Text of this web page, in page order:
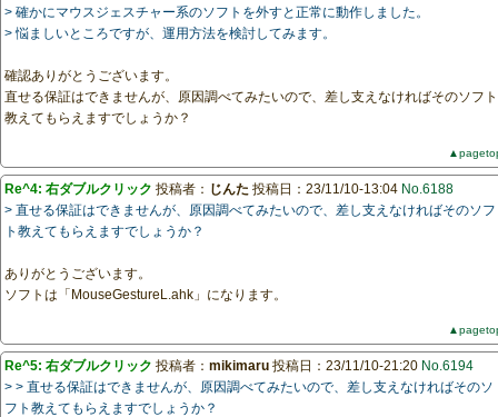
> 確かにマウスジェスチャー系のソフトを外すと正常に動作しました。
> 悩ましいところですが、運用方法を検討してみます。
確認ありがとうございます。
直せる保証はできませんが、原因調べてみたいので、差し支えなければそのソフト
教えてもらえますでしょうか？
Re^4: 右ダブルクリック 投稿者： じんた 投稿日：23/11/10-13:04 No.6188
> 直せる保証はできませんが、原因調べてみたいので、差し支えなければそのソフ
ト教えてもらえますでしょうか？
ありがとうございます。
ソフトは「MouseGestureL.ahk」になります。
Re^5: 右ダブルクリック 投稿者： mikimaru 投稿日：23/11/10-21:20 No.6194
> > 直せる保証はできませんが、原因調べてみたいので、差し支えなければそのソ
フト教えてもらえますでしょうか？